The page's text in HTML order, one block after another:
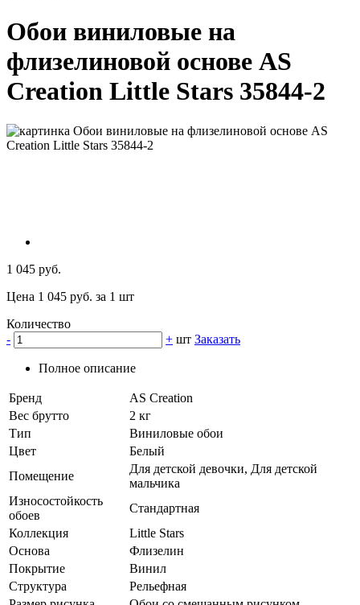
Обои виниловые на
флизелиновой основе AS
Creation Little Stars 35844-2
1 045 руб.
Цена 1 045 руб. за 1 шт
Количество
-
+ шт Заказать
Полное описание
Бренд
AS Creation
Вес брутто
2 кг
Тип
Виниловые обои
Цвет
Белый
Помещение
Для детской девочки, Для детской
мальчика
Износостойкость
обоев
Стандартная
Коллекция
Little Stars
Основа
Флизелин
Покрытие
Винил
Структура
Рельефная